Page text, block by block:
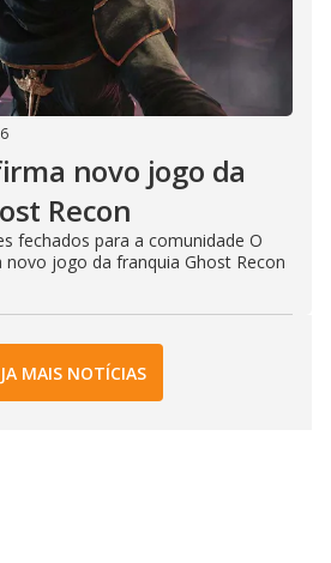
novo jogo da
Recon
fechados para a comunidade O
jogo da franquia Ghost Recon
MAIS NOTÍCIAS